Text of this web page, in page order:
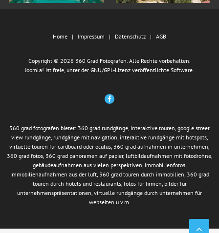
Home Impressum Datenschutz AGB
Copyright © 2026 360 Grad Fotografen. Alle Rechte vorbehalten.
Joomla! ist freie, unter der GNU/GPL-Lizenz veröffentlichte Software.
360 grad fotografen bietet: 360 grad rundgänge, interaktive touren, google street
view rundgänge, rundgänge mit navigation, interaktive rundgänge mit hotspots,
virtuelle touren für cardboard oder oculus, 360 grad aufnahmen in unternehmen,
360 grad fotos, 360 grad panoramen auf papier, luftbildaufnahmen mit fotodrohne,
gebäudeaufnahmen aus vielen perspektiven, immobilienfotos,
immobilienaufnahmen aus der luft, 360 grad touren durch immobilien, 360 grad
touren durch hotels und restaurants, fotos für firmen, bilder für
unternehmenspräsentationen, virtuelle rundgänge durch unternehmen für
webseiten u.v.m.